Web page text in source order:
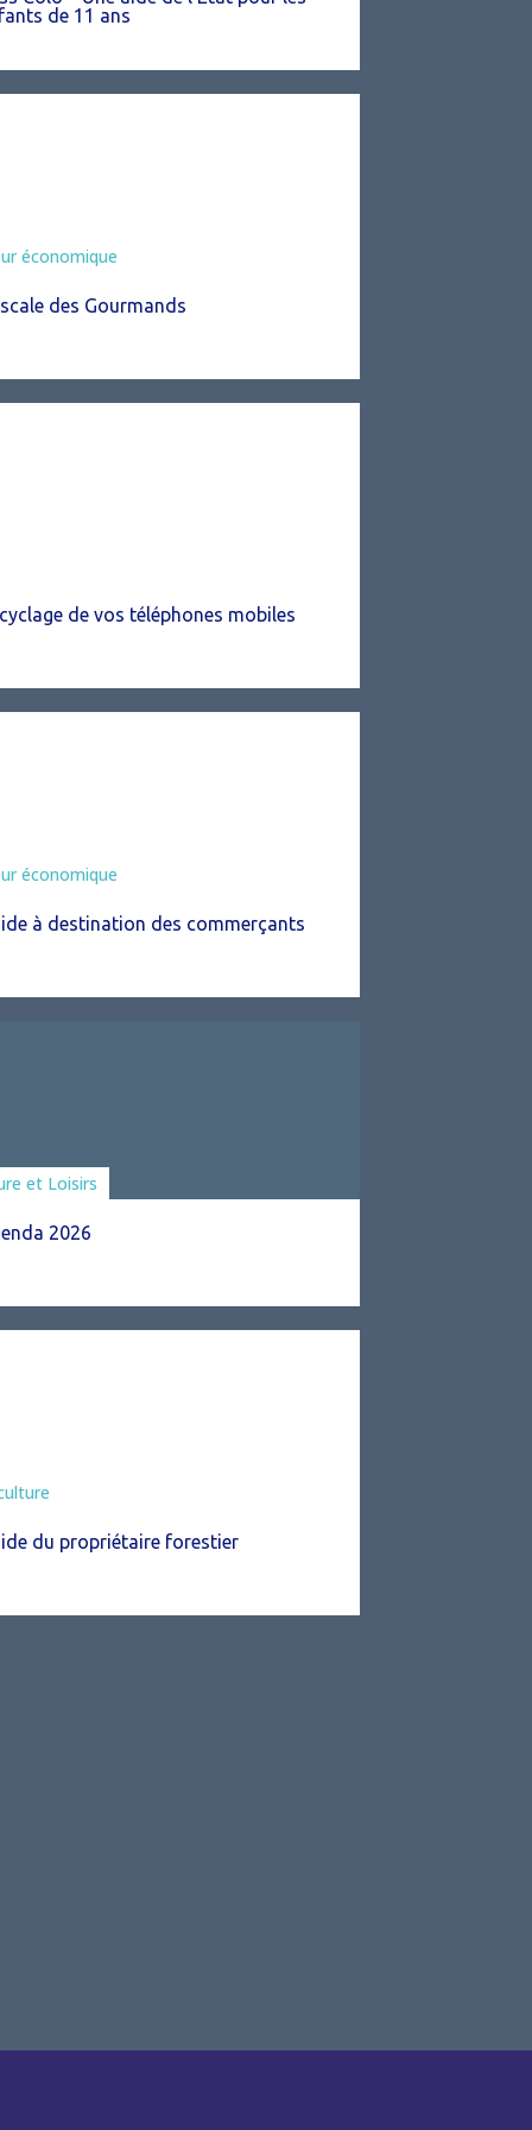
de 11 ans
économique
des Gourmands
de vos téléphones mobiles
économique
à destination des commerçants
et Loisirs
2026
du propriétaire forestier